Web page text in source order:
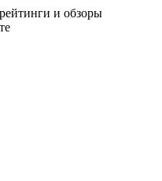
и обзоры